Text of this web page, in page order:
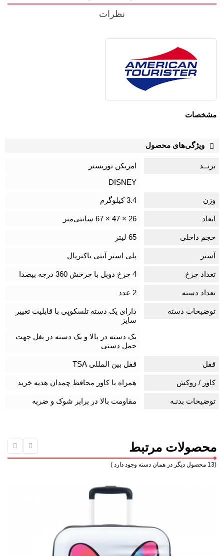
نظرات
مشخصات
ویژگی‌های محصول
برنــد
امریکن توریستر
DISNEY
وزن 3.4 کیلوگرم
ابعاد 26 × 47 × 67 سانتی‌متر
حجم داخلی 65 لیتر
آستر پلی استر آنتی باکتریال
تعداد چرخ 4 چرخ دوبل با چرخش 360 درجه بیصدا
تعداد دسته 2 عدد
توضیحات دسته
دارای یک دسته تلسکوپی با قابلیت تغییر
سایز
یک دسته در بالا و یک دسته در بغل جهت
حمل دستی
قفل قفل بین المللی TSA
کاور / روکش همراه با کاور محافظ چمدان هدیه خرید
توضیحات بدنـه مقاومت بالا در برابر شوک و ضربه
محصولات مرتبط
(13 محصول دیگر در همان دسته وجود دارد )